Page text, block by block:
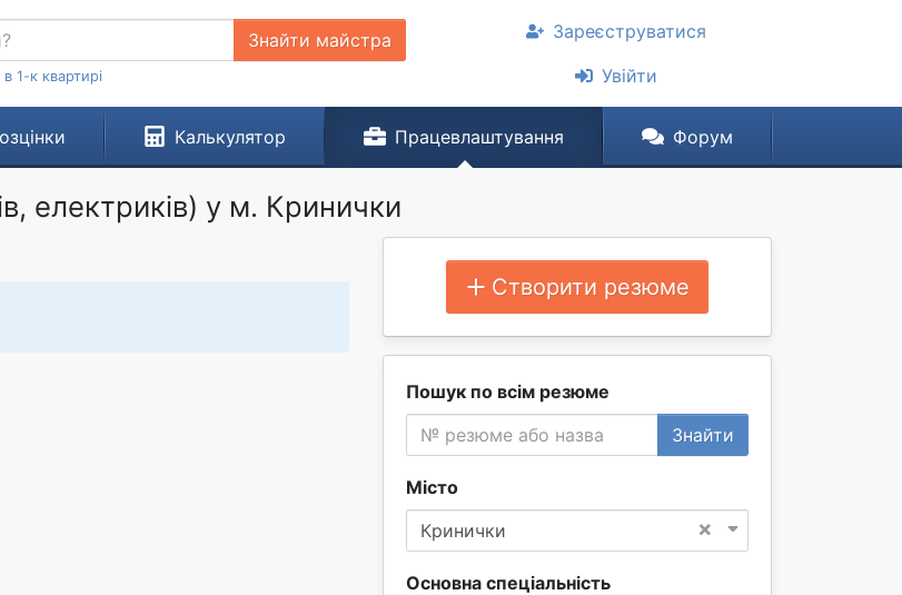
Знайти майстра
1-к квартирі
Зареєструватися
Увійти
Калькулятор Працевлаштування Форум
електриків) у м. Кринички
Створити резюме
Пошук по всім резюме
Знайти
Місто
×
Кринички
Основна спеціальність